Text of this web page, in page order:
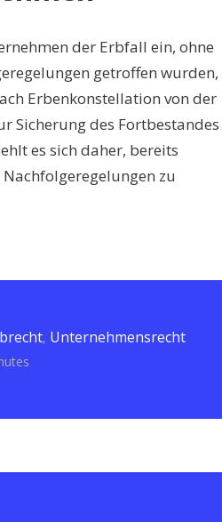
der Erbfall ein, ohne
getroffen wurden,
Erbenkonstellation von der
Sicherung des Fortbestandes
es sich daher, bereits
zu
, Unternehmensrecht